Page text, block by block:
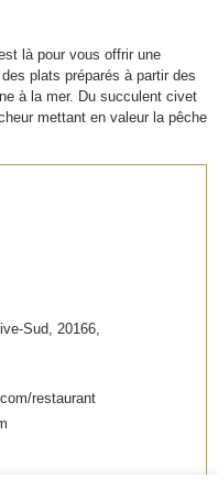
là pour vous offrir une
plats préparés à partir des
à la mer. Du succulent civet
mettant en valeur la pêche
Sud, 20166,
restaurant